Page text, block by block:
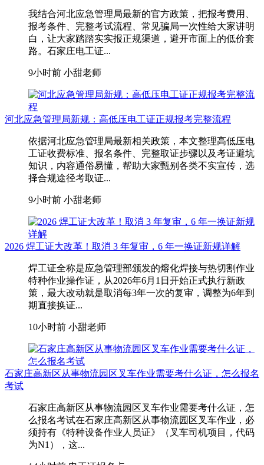
我结合河北应急管理局最新的官方政策，把报考费用、
报考条件、完整考试流程、常见骗局一次性给大家讲明
白，让大家踏踏实实报正规渠道，避开市面上的低价套
路。石家庄电工证...
9小时前 小甜老师
河北应急管理局新规：高低压电工证正规报考完整流程
依据河北应急管理局最新相关政策，本文整理高低压电
工证收费标准、报名条件、完整取证步骤以及考证避坑
知识，内容通俗易懂，帮助大家甄别各类不实宣传，选
择合规途径考取证...
9小时前 小甜老师
2026 焊工证大改革！取消 3 年复审，6 年一换证新规详解
焊工证全称是应急管理部颁发的熔化焊接与热切割作业
特种作业操作证，从2026年6月1日开始正式执行新政
策，最大改动就是取消每3年一次的复审，调整为6年到
期直接换证...
10小时前 小甜老师
石家庄高新区从事物流园区叉车作业需要考什么证，怎么报名
考试
石家庄高新区从事物流园区叉车作业需要考什么证，怎
么报名考试在石家庄高新区从事物流园区叉车作业，‌必
须持有《特种设备作业人员证》（叉车司机项目，代码
为N1）‌，这...